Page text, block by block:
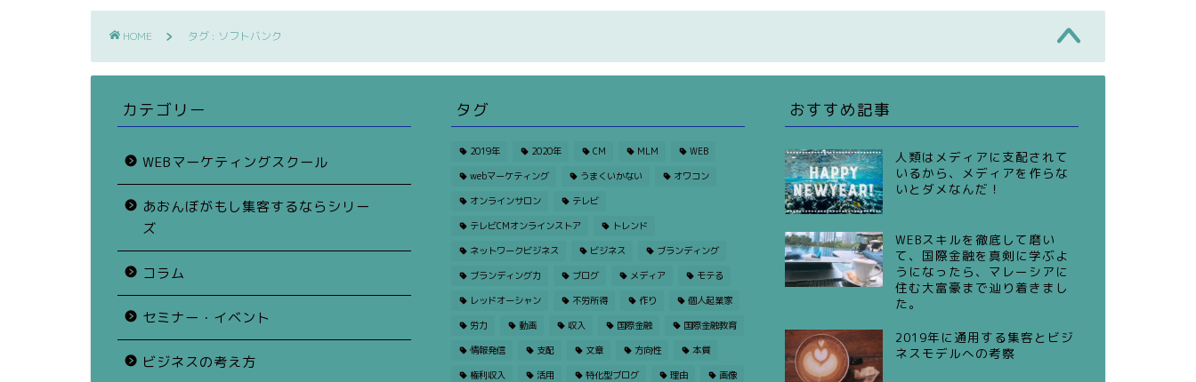
HOME タグ : ソフトバンク
カテゴリー
WEBマーケティングスクール
あおんぼがもし集客するならシリー
ズ
コラム
セミナー・イベント
ビジネスの考え方
タグ
2019年 2020年 CM MLM
WEB
webマーケティング
うまくいかない
オワコン
オンラインサロン
テレビ
テレビCMオンラインストア
トレンド
ネットワークビジネス
ビジネス
ブランディング
ブランディング力
ブログ メディア
モテる
レッドオーシャン
不労所得 作り
個人起業家
労力
動画 収入 国際金融
国際金融教育
情報発信
支配 文章 方向性
本質
権利収入
活用 特化型ブログ 理由
画像
おすすめ記事
人類はメディアに支配されて
いるから、メディアを作らな
いとダメなんだ！
WEBスキルを徹底して磨い
て、国際金融を真剣に学ぶよ
うになったら、マレーシアに
住む大富豪まで辿り着きまし
た。
2019年に通用する集客とビジ
ネスモデルへの考察